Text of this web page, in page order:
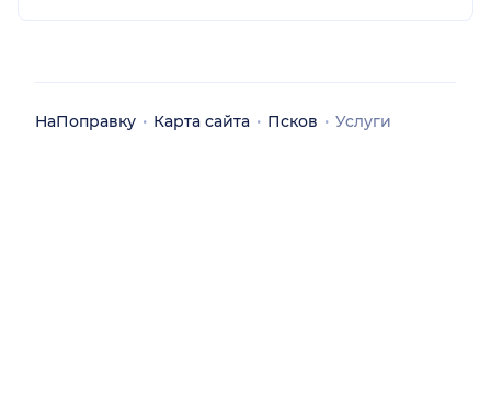
НаПоправку Карта сайта Псков Услуги